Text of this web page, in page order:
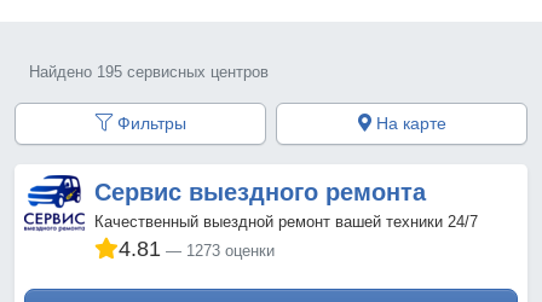
Найдено 195 сервисных центров
Фильтры На карте
Сервис выездного ремонта
Качественный выездной ремонт вашей техники 24/7
4.81 1273 оценки